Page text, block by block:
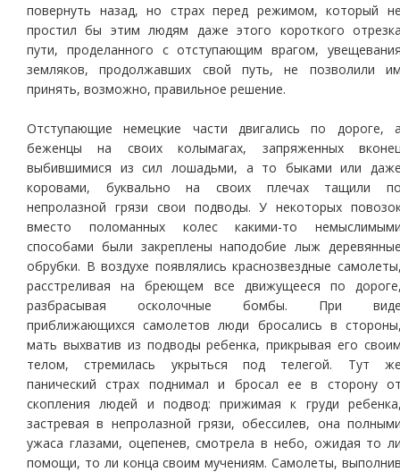
повернуть назад, но страх перед режимом, который
простил бы этим людям даже этого короткого
пути, проделанного с отступающим врагом,
земляков, продолжавших свой путь, не позволили
принять, возможно, правильное решение.
Отступающие немецкие части двигались по дороге,
беженцы на своих колымагах, запряженных
выбившимися из сил лошадьми, а то быками или
коровами, буквально на своих плечах тащили
непролазной грязи свои подводы. У некоторых
вместо поломанных колес какими-то
способами были закреплены наподобие лыж
обрубки. В воздухе появлялись краснозвездные
расстреливая на бреющем все движущееся по
разбрасывая осколочные бомбы. При
приближающихся самолетов люди бросались в
мать выхватив из подводы ребенка, прикрывая его
телом, стремилась укрыться под телегой. Тут
панический страх поднимал и бросал ее в сторону
скопления людей и подвод: прижимая к груди
застревая в непролазной грязи, обессилев, она
ужаса глазами, оцепенев, смотрела в небо, ожидая то
помощи, то ли конца своим мучениям. Самолеты,